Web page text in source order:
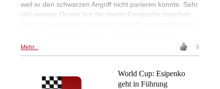
weil er den schwarzen Angriff nicht parieren konnte. Sehr
viel weniger Drama bot die zweite Finalpartie zwischen
Mehr... 9
World Cup: Esipenko
geht in Führung